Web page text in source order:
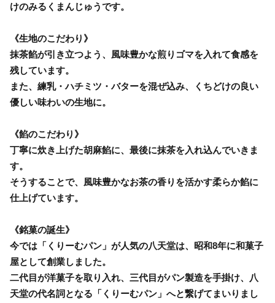
けのみるくまんじゅうです。
《生地のこだわり》
抹茶餡が引き立つよう、風味豊かな煎りゴマを入れて食感を
残しています。
また、練乳・ハチミツ・バターを混ぜ込み、くちどけの良い
優しい味わいの生地に。
《餡のこだわり》
丁寧に炊き上げた胡麻餡に、最後に抹茶を入れ込んでいきま
す。
そうすることで、風味豊かなお茶の香りを活かす柔らか餡に
仕上げています。
《銘菓の誕生》
今では「くりーむパン」が人気の八天堂は、昭和8年に和菓子
屋として創業しました。
二代目が洋菓子を取り入れ、三代目がパン製造を手掛け、八
天堂の代名詞となる「くりーむパン」へと繋げてまいりまし